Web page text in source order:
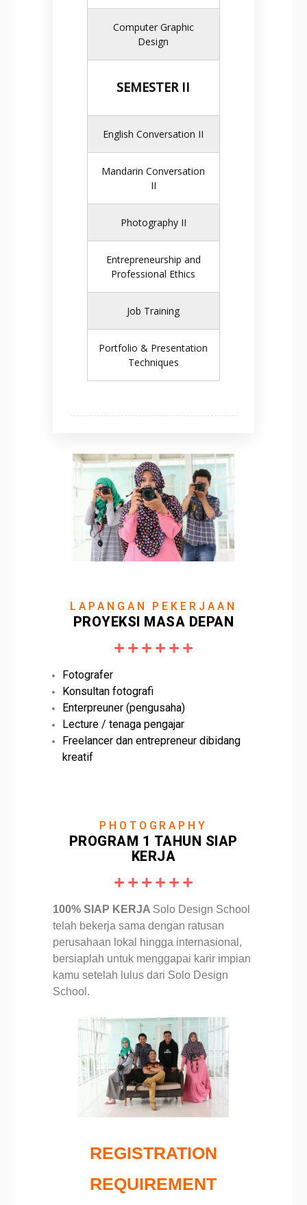
Computer Graphic
Design
SEMESTER II
English Conversation II
Mandarin Conversation
II
Photography II
Entrepreneurship and
Professional Ethics
Job Training
Portfolio & Presentation
Techniques
LAPANGAN PEKERJAAN
PROYEKSI MASA DEPAN
Fotografer
Konsultan fotografi
Enterpreuner (pengusaha)
Lecture / tenaga pengajar
Freelancer dan entrepreneur dibidang
kreatif
PHOTOGRAPHY
PROGRAM 1 TAHUN SIAP
KERJA
100% SIAP KERJA Solo Design School
telah bekerja sama dengan ratusan
perusahaan lokal hingga internasional,
bersiaplah untuk menggapai karir impian
kamu setelah lulus dari Solo Design
School.
REGISTRATION
REQUIREMENT